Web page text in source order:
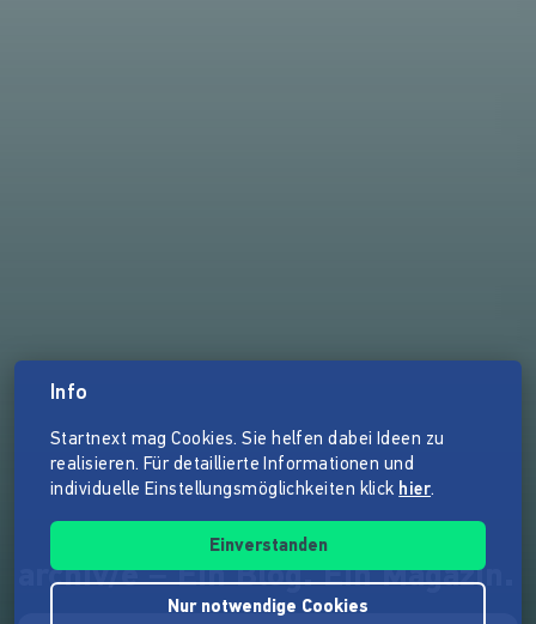
archiv/e – Ein Blog. Ein Magazin.
Info
Startnext mag Cookies. Sie helfen dabei Ideen zu
realisieren. Für detaillierte Informationen und
individuelle Einstellungsmöglichkeiten klick hier.
Einverstanden
Nur notwendige Cookies